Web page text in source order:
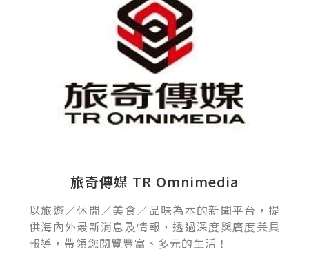
旅奇傳媒 TR Omnimedia
以旅遊／休閒／美食／品味為本的新聞平台，提
供海內外最新消息及情報，透過深度與廣度兼具
報導，帶領您閱覽豐富、多元的生活！